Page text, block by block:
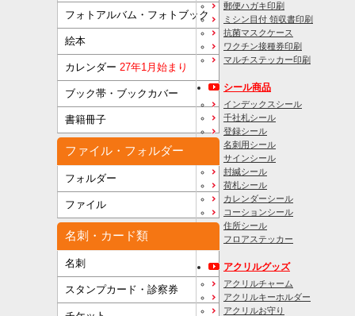
フォトアルバム・フォトブック
絵本
カレンダー 27年1月始まり
ブック帯・ブックカバー
書籍冊子
ファイル・フォルダー
フォルダー
ファイル
名刺・カード類
名刺
スタンプカード・診察券
郵便ハガキ印刷
ミシン目付 領収書印刷
抗菌マスクケース
ワクチン接種券印刷
マルチステッカー印刷
シール商品
インデックスシール
千社札シール
登録シール
名刺用シール
サインシール
封緘シール
荷札シール
カレンダーシール
コーションシール
住所シール
フロアステッカー
アクリルグッズ
アクリルチャーム
アクリルキーホルダー
アクリルお守り